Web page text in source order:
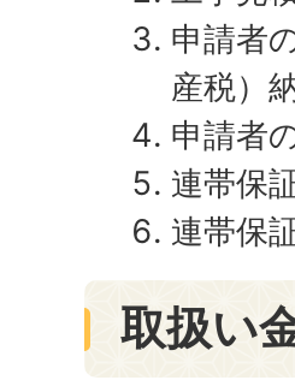
申請者
産税）
申請者
連帯保
連帯保
取扱い